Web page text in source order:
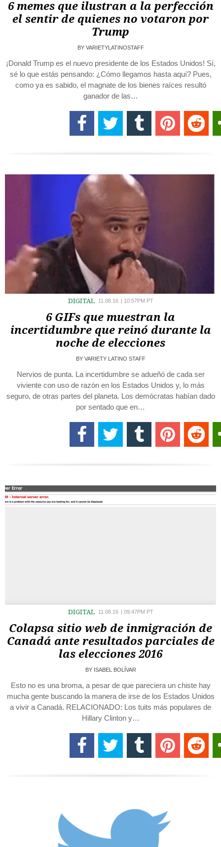
6 memes que ilustran a la perfección
el sentir de quienes no votaron por
Trump
BY VARIETYLATINOSTAFF
¡Donald Trump es el nuevo presidente de los Estados Unidos! Sí,
sé lo que estás pensando: ¿Cómo llegamos hasta aquí? Pues,
como ya es sabido, el magnate de los bienes raíces resultó
ganador de las…
DIGITAL 11.08.16 | 10:57PM PT
6 GIFs que muestran la
incertidumbre que reinó durante la
noche de elecciones
BY VARIETY LATINO STAFF
Nervios de punta. La incertidumbre se adueñó de cada ser
viviente con uso de razón en los Estados Unidos y, lo más
seguro, de otras partes del planeta. Los demócratas habían dado
por sentado que en…
DIGITAL 11.08.16 09:47PM PT
Colapsa sitio web de inmigración de
Canadá ante resultados parciales de
las elecciones 2016
BY ISABEL BOLÍVAR
Esto no es una broma, a pesar de que pareciera un chiste hay
mucha gente buscando la manera de irse de los Estados Unidos
a vivir a Canadá. RELACIONADO: Los tuits más populares de
Hillary Clinton y…